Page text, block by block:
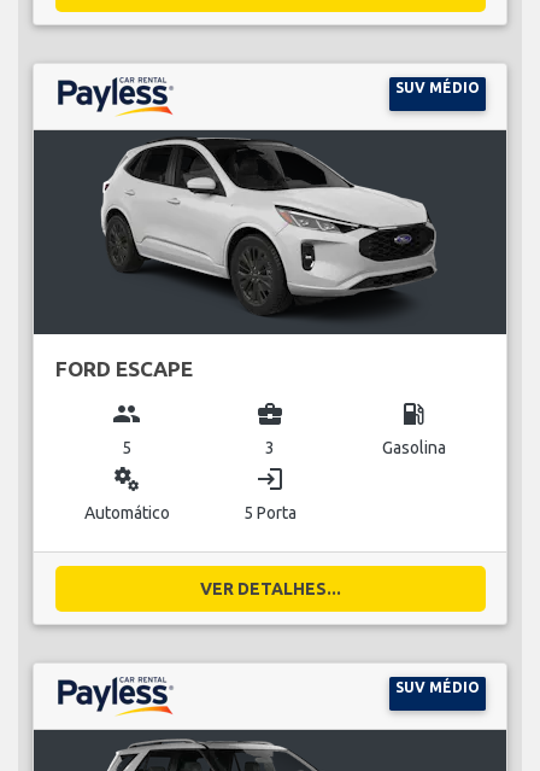
SUV MÉDIO
FORD ESCAPE
group
5
business_center
3
local_gas_station
Gasolina
miscellaneous_services
Automático
login
5 Porta
VER DETALHES...
SUV MÉDIO